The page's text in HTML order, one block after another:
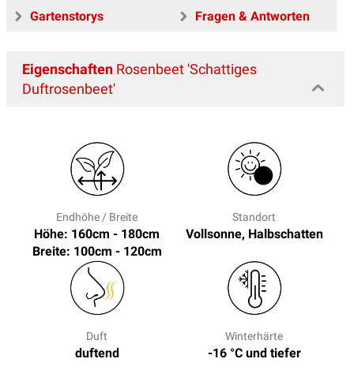
Gartenstorys
Fragen & Antworten
Eigenschaften Rosenbeet 'Schattiges
Duftrosenbeet'
Endhöhe / Breite
Höhe: 160cm - 180cm
Breite: 100cm - 120cm
Standort
Vollsonne, Halbschatten
Duft
duftend
Winterhärte
-16 °C und tiefer